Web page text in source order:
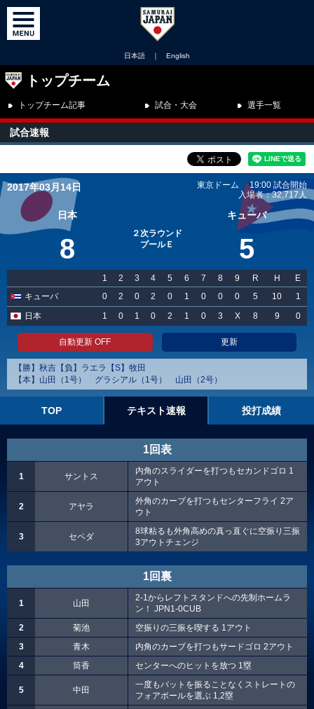
日本語 ｜ English
トップチーム
トップチーム記事 試合・大会 選手一覧
試合速報
2017年03月14日
東京ドーム 19:00 試合開始
入場者：32,717人
日本
8
２次ラウンド
プールＥ
キューバ
5
1 2 3 4 5 6 7 8 9 R H
E
キューバ
0 2 0 2 0 1 0 0 0 5 10
1
日本
1 0 1 0 2 1 0 3 X 8 9 0
自動更新 OFF 更新
【勝】秋吉【負】ラエラ【S】牧田
【本】山田（1号） グラシアル（1号） 山田（2号）
TOP テキスト速報 投打成績
1回表
1 サントス
内角のスライダーを打つもセカンドゴロ 1
アウト
2 アヤラ
外角のカーブを打つもセンターフライ 2ア
ウト
3 セペダ
8球粘るも外角高めの真っ直ぐに空振り三振
3アウトチェンジ
1回裏
1 山田
2-1からレフトスタンドへの先制ホームラ
ン！ JPN1-0CUB
2
菊池
空振りの三振を喫する 1アウト
3
青木
内角のカーブを打つもサードゴロ 2アウト
4
筒香 センターへのヒットを放つ 1塁
5 中田
一度もバットを振ることなくストレートの
フォアボールを選ぶ 1,2塁